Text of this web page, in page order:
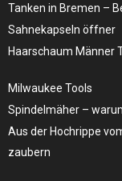
Tanken in Bremen –
Sahnekapseln öffner
Haarschaum Männer
Milwaukee Tools
Spindelmäher –
Aus der Hochrippe
zaubern